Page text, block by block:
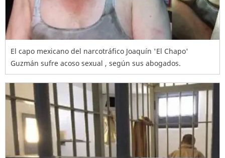
El capo mexicano del narcotráfico Joaquín 'El Chapo'
Guzmán sufre acoso sexual , según sus abogados.